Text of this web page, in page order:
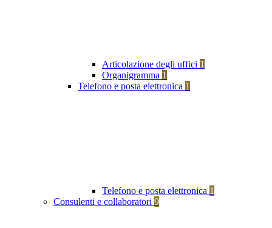
Articolazione degli uffici 1
Organigramma 1
Telefono e posta elettronica 1
Telefono e posta elettronica 1
Consulenti e collaboratori 9